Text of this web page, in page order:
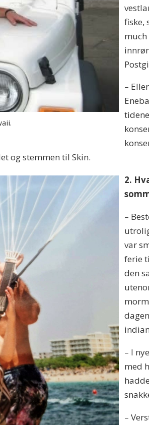
fiske,
–
og stemmen til Skin.
2.
–
var
ferie
den
– I
med
–